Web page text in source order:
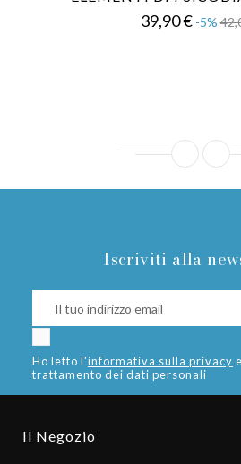
39,90 € -5%
Iscriviti alla
Ho letto l'informativa sulla privacy
trattamento dei dati personali
Il Negozio